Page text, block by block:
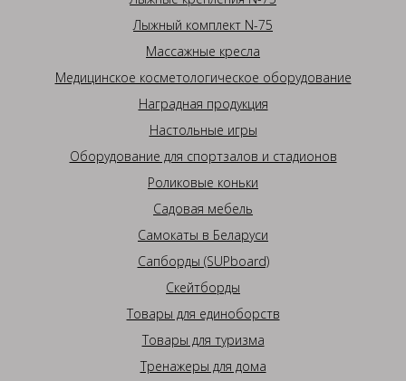
Лыжный комплект N-75
Массажные кресла
Медицинское косметологическое оборудование
Наградная продукция
Настольные игры
Оборудование для спортзалов и стадионов
Роликовые коньки
Садовая мебель
Самокаты в Беларуси
Сапборды (SUPboard)
Скейтборды
Товары для единоборств
Товары для туризма
Тренажеры для дома